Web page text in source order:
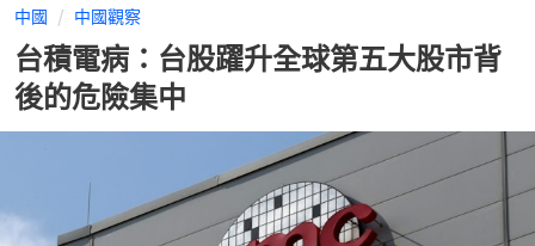
中國 中國觀察
台積電病：台股躍升全球第五大股市背
後的危險集中